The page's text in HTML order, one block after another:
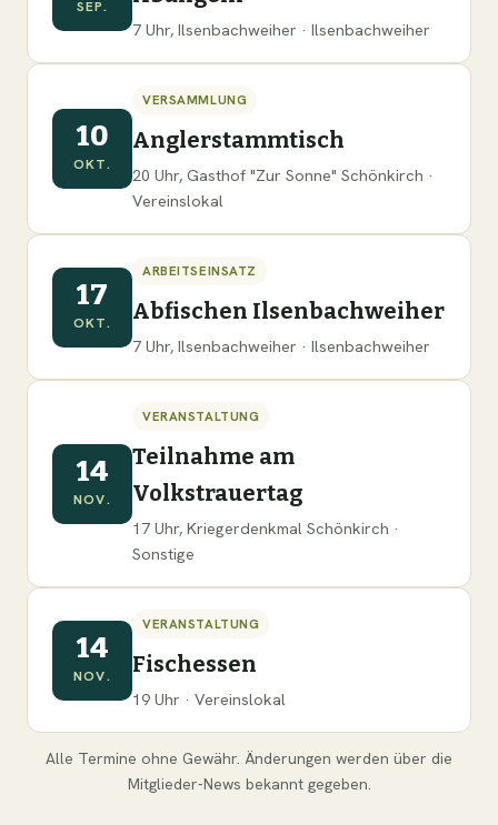
SEP.
7 Uhr, Ilsenbachweiher · Ilsenbachweiher
10
OKT.
VERSAMMLUNG
Anglerstammtisch
20 Uhr, Gasthof "Zur Sonne" Schönkirch ·
Vereinslokal
17
OKT.
ARBEITSEINSATZ
Abfischen Ilsenbachweiher
7 Uhr, Ilsenbachweiher · Ilsenbachweiher
14
NOV.
VERANSTALTUNG
Teilnahme am
Volkstrauertag
17 Uhr, Kriegerdenkmal Schönkirch ·
Sonstige
14
NOV.
VERANSTALTUNG
Fischessen
19 Uhr · Vereinslokal
Alle Termine ohne Gewähr. Änderungen werden über die
Mitglieder-News bekannt gegeben.